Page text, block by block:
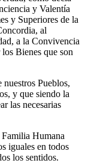
y Valentía
y Superiores de la
al
a la Convivencia
Bienes que son
nuestros Pueblos,
y que siendo la
las necesarias
Humana
iguales en todos
los sentidos.